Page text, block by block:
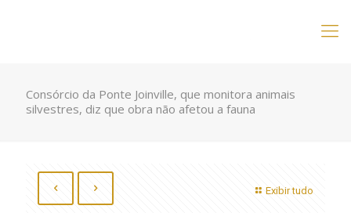
Consórcio da Ponte Joinville, que monitora animais
silvestres, diz que obra não afetou a fauna
Exibir tudo